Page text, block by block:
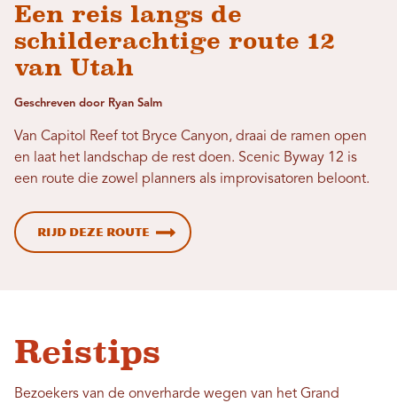
Een reis langs de
schilderachtige route 12
van Utah
Geschreven door Ryan Salm
Van Capitol Reef tot Bryce Canyon, draai de ramen open
en laat het landschap de rest doen. Scenic Byway 12 is
een route die zowel planners als improvisatoren beloont.
Rijd deze route
Reistips
Bezoekers van de onverharde wegen van het Grand